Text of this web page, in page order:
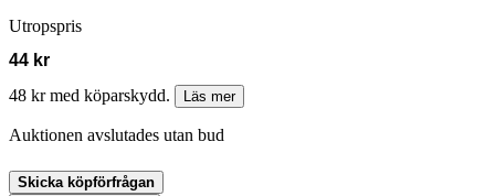
Utropspris
44 kr
48 kr med köparskydd.
Läs mer
Auktionen avslutades utan bud
Skicka köpförfrågan